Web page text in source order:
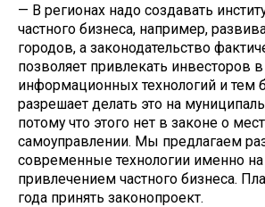
— В регионах надо создавать
частного бизнеса, например,
городов, а законодательство
позволяет привлекать инвесторов
информационных технологий и тем
разрешает делать это на
потому что этого нет в законе о
самоуправлении. Мы предлагаем
современные технологии именно на
привлечением частного бизнеса.
года принять законопроект.